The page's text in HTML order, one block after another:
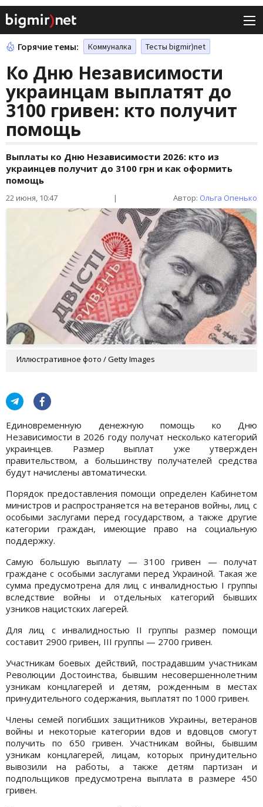
Горячие темы: Коммуналка Тесты bigmir)net
Ко Дню Независимости
украинцам выплатят до
3100 гривен: кто получит
помощь
Выплаты ко Дню Независимости 2026: кто из
украинцев получит до 3100 грн и как оформить
помощь
22 июня, 10:47 | Автор: Ольга Опенько
Иллюстративное фото / Getty Images
Единовременную денежную помощь ко Дню
Независимости в 2026 году получат несколько категорий
украинцев. Размер выплат уже утвержден
правительством, а большинству получателей средства
будут начислены автоматически.
Порядок предоставления помощи определен Кабинетом
министров и распространяется на ветеранов войны, лиц с
особыми заслугами перед государством, а также другие
категории граждан, имеющие право на социальную
поддержку.
Самую большую выплату — 3100 гривен — получат
граждане с особыми заслугами перед Украиной. Такая же
сумма предусмотрена для лиц с инвалидностью I группы
вследствие войны и отдельных категорий бывших
узников нацистских лагерей.
Для лиц с инвалидностью II группы размер помощи
составит 2900 гривен, III группы — 2700 гривен.
Участникам боевых действий, пострадавшим участникам
Революции Достоинства, бывшим несовершеннолетним
узникам концлагерей и детям, рожденным в местах
принудительного содержания, выплатят по 1000 гривен.
Члены семей погибших защитников Украины, ветеранов
войны и некоторые категории вдов и вдовцов смогут
получить по 650 гривен. Участникам войны, бывшим
узникам концлагерей, лицам, которых принудительно
вывозили на работы, а также детям партизан и
подпольщиков предусмотрена выплата в размере 450
гривен.